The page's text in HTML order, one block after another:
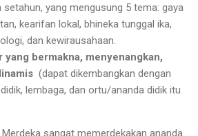
setahun, yang mengusung 5 tema: gaya
kearifan lokal, bhineka tunggal ika,
dan kewirausahaan.
yang bermakna, menyenangkan,
(dapat dikembangkan dengan
lembaga, dan ortu/ananda didik itu
sangat memerdekakan ananda